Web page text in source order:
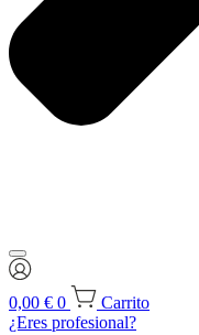
0,00 € 0
Carrito
¿Eres profesional?